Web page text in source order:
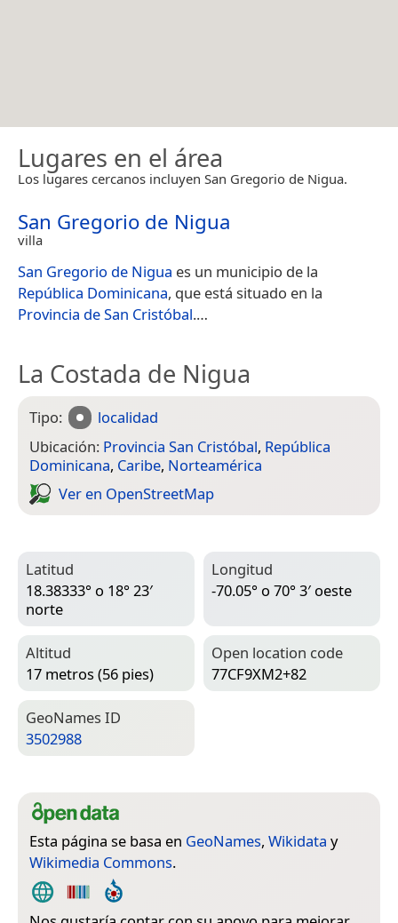
Lugares en el área
Los lugares cercanos incluyen San Gregorio de Nigua.
San Gregorio de Nigua
villa
San Gregorio de Nigua es un municipio de la
República Dominicana, que está situado en la
Provincia de San Cristóbal.​…
La Costada de Nigua
Tipo:
localidad
Ubicación: Provincia San Cristóbal, República
Dominicana, Caribe, Norteamérica
Ver en Open­Street­Map
Latitud
18.38333° o 18° 23′
norte
Longitud
-70.05° o 70° 3′ oeste
Altitud
17 metros (56 pies)
Open location code
77CF9XM2+82
Geo­Names ID
3502988
Esta página se basa en GeoNames, Wikidata y
Wikimedia Commons.